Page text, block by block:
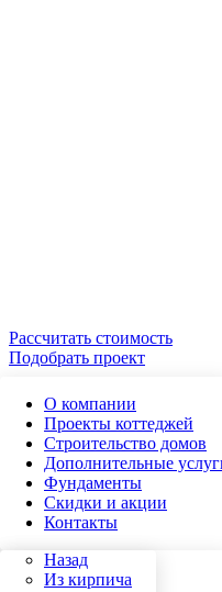
О компании
Проекты коттеджей
Назад
Кирпич
Строительство домов
Назад
Из кирпича
Дополнительные
Фундаменты
Скидки и акции
Контакты
Рассчитать стоимость
Подобрать проект